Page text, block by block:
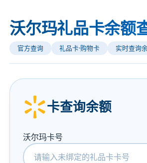
沃尔玛礼品卡余额
官方查询 礼品卡·购物卡 实时查询
卡查询余额
沃尔玛卡号